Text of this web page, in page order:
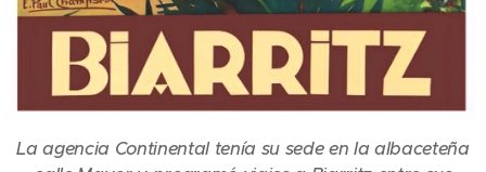
La agencia Continental tenía su sede en la albaceteña